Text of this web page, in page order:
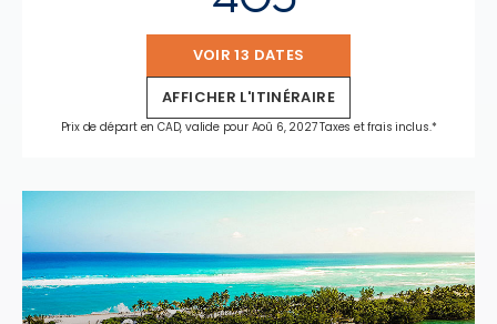
VOIR 13 DATES
AFFICHER L'ITINÉRAIRE
Prix de départ en CAD, valide pour Aoû 6, 2027 Taxes et frais inclus.*